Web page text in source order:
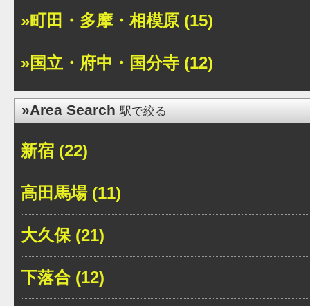
»町田・多摩・相模原 (15)
»国立・府中・国分寺 (12)
»Area Search駅で絞る
新宿 (22)
高田馬場 (11)
大久保 (21)
下落合 (12)